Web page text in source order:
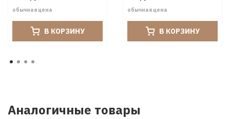
обычная цена
В КОРЗИНУ
обычная цена
В КОРЗИНУ
Аналогичные товары